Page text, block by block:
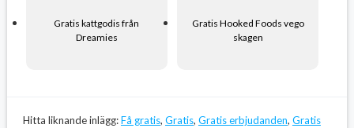
Gratis kattgodis från
Dreamies
Gratis Hooked Foods vego
skagen
Hitta liknande inlägg:Få gratis, Gratis, Gratis erbjudanden, Gratis